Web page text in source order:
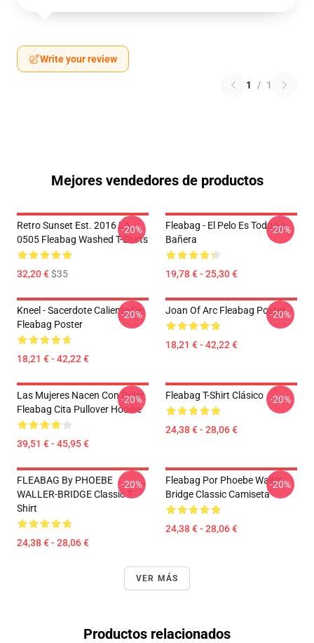
Write your review
1 / 1
Mejores vendedores de productos
Retro Sunset Est. 2016 LA
0505 Fleabag Washed T-Shirts
32,20 €$35
-20%
Fleabag - El Pelo Es Todo La
Bañera
19,78 € - 25,30 €
-20%
Kneel - Sacerdote Caliente De
Fleabag Poster
18,21 € - 42,22 €
-20% Joan Of Arc Fleabag Poster
18,21 € - 42,22 €
-20%
Las Mujeres Nacen Con Dolor
Fleabag Cita Pullover Hoodie
39,51 € - 45,95 €
-20% Fleabag T-Shirt Clásico
24,38 € - 28,06 €
-20%
FLEABAG By PHOEBE
WALLER-BRIDGE Classic T-
Shirt
24,38 € - 28,06 €
-20%
Fleabag Por Phoebe Waller
Bridge Classic Camiseta
24,38 € - 28,06 €
-20%
VER MÁS
Productos relacionados